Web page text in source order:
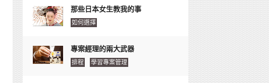
那些日本女生教我的事
如何選擇
專案經理的兩大武器
排程 學習專案管理